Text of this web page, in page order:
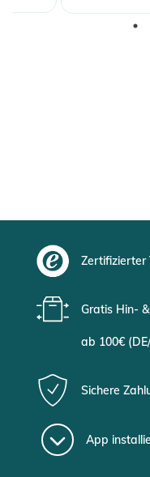
Zertifizierter
Gratis Hin-
ab 100€
Sichere
App